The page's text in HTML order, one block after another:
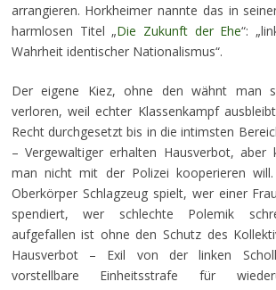
arrangieren. Horkheimer nannte das in
harmlosen Titel „Die Zukunft der Ehe“:
Wahrheit identischer Nationalismus“.
Der eigene Kiez, ohne den wähnt man
verloren, weil echter Klassenkampf
Recht durchgesetzt bis in die intimsten
– Vergewaltiger erhalten Hausverbot, aber
man nicht mit der Polizei kooperieren
Oberkörper Schlagzeug spielt, wer einer
spendiert, wer schlechte Polemik
aufgefallen ist ohne den Schutz des
Hausverbot – Exil von der linken
vorstellbare Einheitsstrafe für